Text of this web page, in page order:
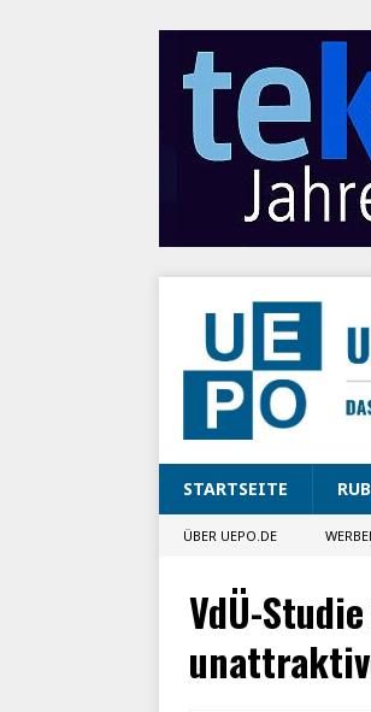
STARTSEITE
ÜBER UEPO.DE
VdÜ-